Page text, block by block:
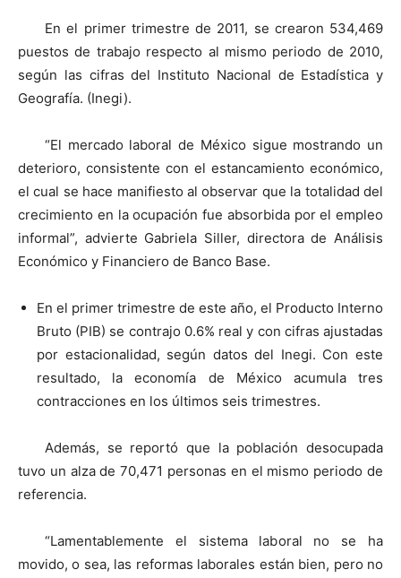
En el primer trimestre de 2011, se crearon 534,469
puestos de trabajo respecto al mismo periodo de 2010,
según las cifras del Instituto Nacional de Estadística y
Geografía. (Inegi).
“El mercado laboral de México sigue mostrando un
deterioro, consistente con el estancamiento económico,
el cual se hace manifiesto al observar que la totalidad del
crecimiento en la ocupación fue absorbida por el empleo
informal”, advierte Gabriela Siller, directora de Análisis
Económico y Financiero de Banco Base.
En el primer trimestre de este año, el Producto Interno
Bruto (PIB) se contrajo 0.6% real y con cifras ajustadas
por estacionalidad, según datos del Inegi. Con este
resultado, la economía de México acumula tres
contracciones en los últimos seis trimestres.
Además, se reportó que la población desocupada
tuvo un alza de 70,471 personas en el mismo periodo de
referencia.
“Lamentablemente el sistema laboral no se ha
movido, o sea, las reformas laborales están bien, pero no